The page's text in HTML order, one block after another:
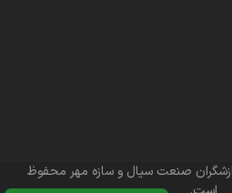
صنعت سیال و سازه مهر محفوظ